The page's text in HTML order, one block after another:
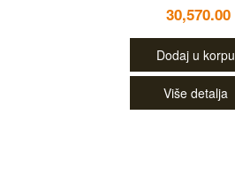
30,570.00
Dodaj u korpu
Više detalja